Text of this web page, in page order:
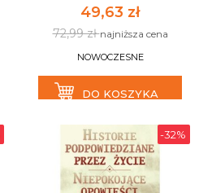
49,63 zł
72,99 złnajniższa cena
NOWOCZESNE
DO KOSZYKA
-32%